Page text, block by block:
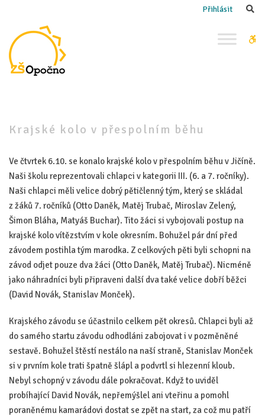
kolo
v přespolním
běhu
Přihlásit
Krajské kolo v přespolním běhu
Ve čtvrtek 6.10. se konalo krajské kolo v přespolním běhu v Jičíně.
Naši školu reprezentovali chlapci v kategorii III. (6. a 7. ročníky).
Naši chlapci měli velice dobrý pětičlenný tým, který se skládal
z žáků 7. ročníků (Otto Daněk, Matěj Trubač, Miroslav Zelený,
Šimon Bláha, Matyáš Buchar). Tito žáci si vybojovali postup na
krajské kolo vítězstvím v kole okresním. Bohužel pár dní před
závodem postihla tým marodka. Z celkových pěti byli schopni na
závod odjet pouze dva žáci (Otto Daněk, Matěj Trubač). Nicméně
jako náhradníci byli připraveni další dva také velice dobří běžci
(David Novák, Stanislav Monček).
Krajského závodu se účastnilo celkem pět okresů. Chlapci byli až
do samého startu závodu odhodláni zabojovat i v pozměněné
sestavě. Bohužel štěstí nestálo na naší straně, Stanislav Monček
si v prvním kole trati špatně šlápl a podvrtl si hlezenní kloub.
Nebyl schopný v závodu dále pokračovat. Když to uviděl
probíhající David Novák, nepřemýšlel ani vteřinu a pomohl
poraněnému kamarádovi dostat se zpět na start, za což mu patří